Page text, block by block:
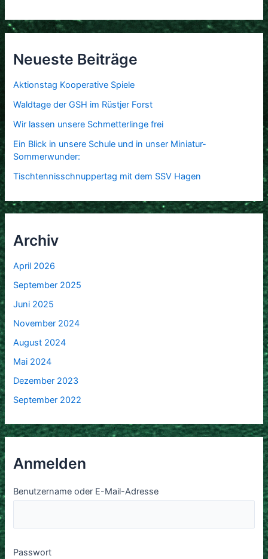
Neueste Beiträge
Aktionstag Kooperative Spiele
Waldtage der GSH im Rüstjer Forst
Wir lassen unsere Schmetterlinge frei
Ein Blick in unsere Schule und in unser Miniatur-
Sommerwunder:
Tischtennisschnuppertag mit dem SSV Hagen
Archiv
April 2026
September 2025
Juni 2025
November 2024
August 2024
Mai 2024
Dezember 2023
September 2022
Anmelden
Benutzername oder E-Mail-Adresse
Passwort